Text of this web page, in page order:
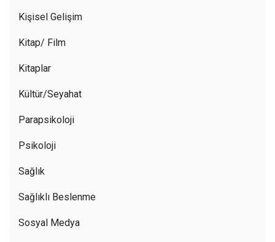
Kişisel Gelişim
Kitap/ Film
Kitaplar
Kültür/Seyahat
Parapsikoloji
Psikoloji
Sağlık
Sağlıklı Beslenme
Sosyal Medya